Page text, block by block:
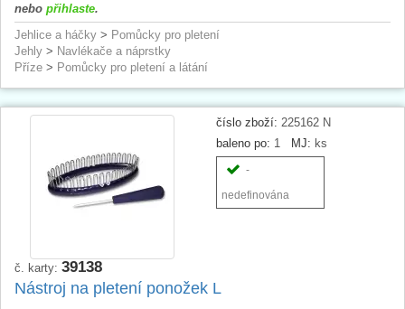
nebo přihlaste.
Jehlice a háčky > Pomůcky pro pletení
Jehly > Navlékače a náprstky
Příze > Pomůcky pro pletení a látání
číslo zboží: 225162 N
baleno po: 1 MJ: ks
-
nedefinována
č. karty: 39138
Nástroj na pletení ponožek L